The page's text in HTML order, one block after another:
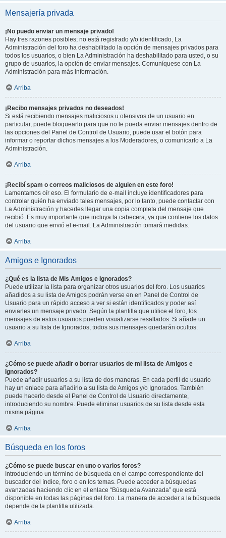
Mensajería privada
¡No puedo enviar un mensaje privado!
Hay tres razones posibles; no está registrado y/o identificado, La
Administración del foro ha deshabilitado la opción de mensajes privados para
todos los usuarios, o bien La Administración ha deshabilitado para usted, o su
grupo de usuarios, la opción de enviar mensajes. Comuníquese con La
Administración para más información.
Arriba
¡Recibo mensajes privados no deseados!
Si está recibiendo mensajes maliciosos u ofensivos de un usuario en
particular, puede bloquearlo para que no le pueda enviar mensajes dentro de
las opciones del Panel de Control de Usuario, puede usar el botón para
informar o reportar dichos mensajes a los Moderadores, o comunicarlo a La
Administración.
Arriba
¡Recibí spam o correos maliciosos de alguien en este foro!
Lamentamos oír eso. El formulario de e-mail incluye identificadores para
controlar quién ha enviado tales mensajes, por lo tanto, puede contactar con
La Administración y hacerles llegar una copia completa del mensaje que
recibió. Es muy importante que incluya la cabecera, ya que contiene los datos
del usuario que envió el e-mail. La Administración tomará medidas.
Arriba
Amigos e Ignorados
¿Qué es la lista de Mis Amigos e Ignorados?
Puede utilizar la lista para organizar otros usuarios del foro. Los usuarios
añadidos a su lista de Amigos podrán verse en en Panel de Control de
Usuario para un rápido acceso a ver si están identificados y poder así
enviarles un mensaje privado. Según la plantilla que utilice el foro, los
mensajes de estos usuarios pueden visualizarse resaltados. Si añade un
usuario a su lista de Ignorados, todos sus mensajes quedarán ocultos.
Arriba
¿Cómo se puede añadir o borrar usuarios de mi lista de Amigos e
Ignorados?
Puede añadir usuarios a su lista de dos maneras. En cada perfil de usuario
hay un enlace para añadirlo a su lista de Amigos y/o Ignorados. También
puede hacerlo desde el Panel de Control de Usuario directamente,
introduciendo su nombre. Puede eliminar usuarios de su lista desde esta
misma página.
Arriba
Búsqueda en los foros
¿Cómo se puede buscar en uno o varios foros?
Introduciendo un término de búsqueda en el campo correspondiente del
buscador del índice, foro o en los temas. Puede acceder a búsquedas
avanzadas haciendo clic en el enlace “Búsqueda Avanzada” que está
disponible en todas las páginas del foro. La manera de acceder a la búsqueda
depende de la plantilla utilizada.
Arriba